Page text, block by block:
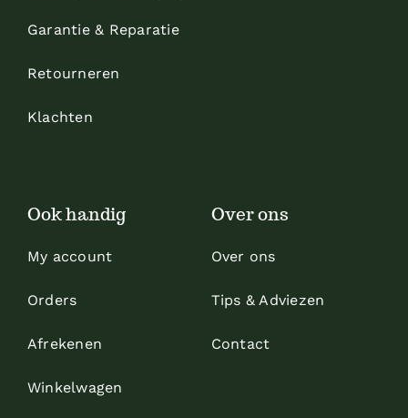
Garantie & Reparatie
Retourneren
Klachten
Ook handig
My account
Orders
Afrekenen
Winkelwagen
Over ons
Over ons
Tips & Adviezen
Contact